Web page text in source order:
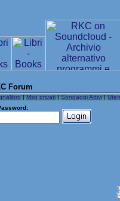
Forum
|Msg privati|Sondaggi Attivi|